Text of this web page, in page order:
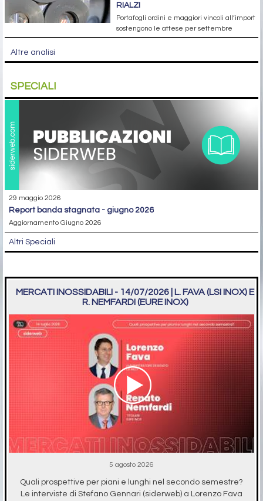
RIALZI
Portafogli ordini e maggiori vincoli all’import
sostengono le attese per settembre
Altre analisi
SPECIALI
29 maggio 2026
report banda stagnata - giugno 2026
Aggiornamento Giugno 2026
Altri Speciali
MERCATI INOSSIDABILI - 14/07/2026 | L. FAVA (LSI INOX) E
R. NEMFARDI (EURE INOX)
5 agosto 2026
Quali prospettive per piani e lunghi nel secondo semestre?
Le interviste di Stefano Gennari (siderweb) a Lorenzo Fava